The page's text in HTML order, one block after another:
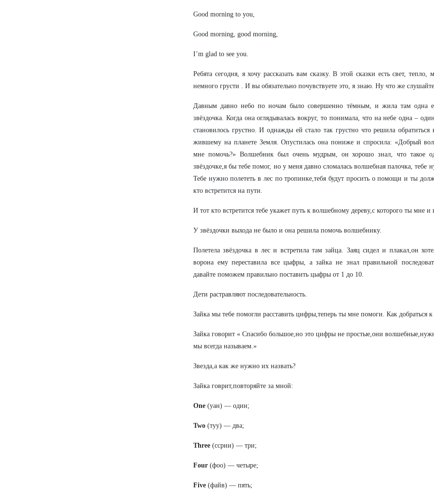
Good morning to you,
Good morning, good morning,
I’m glad to see you.
Ребята сегодня, я хочу рассказать вам сказку. В этой сказки есть свет,
немного грусти . И вы обязательно почувствуете это, я знаю. Ну что же слушайте
Давным давно небо по ночам было совершенно тёмным, и жила там одна
звёздочка. Когда она оглядывалась вокруг, то понимала, что на небе одна –
становилось грустно. И однажды ей стало так грустно что решила
жившему на планете Земля. Опустилась она пониже и спросила: «Добрый
мне помочь?» Волшебник был очень мудрым, он хорошо знал, что такое
звёздочке,я бы тебе помог, но у меня давно сломалась волшебная палочка, тебе
Тебе нужно полететь в лес по тропинке,тебя будут просить о помощи и ты
кто встретится на пути.
И тот кто встретится тебе укажет путь к волшебному дереву,с которого ты мне и
У звёздочки выхода не было и она решила помочь волшебнику.
Полетела звёздочка в лес и встретила там зайца. Заяц сидел и плакал,он
ворона ему переставила все цыфры, а зайка не знал правильной
давайте поможем правильно поставить цыфры от 1 до 10.
Дети растравляют последовательность.
Зайка мы тебе помогли расставить цифры,теперь ты мне помоги. Как добраться
Зайка говорит « Спасибо большое,но это цифры не простые,они
мы всегда называем.»
Звезда,а как же нужно их назвать?
Зайка говрит,повторяйте за мной:
One (уан) — один;
Two (туу) — два;
Three (ссрии) — три;
Four (фоо) — четыре;
Five (файв) — пять;